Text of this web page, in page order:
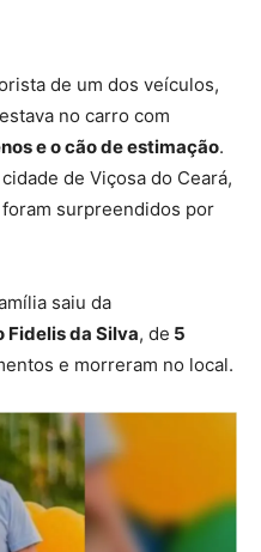
de um dos veículos,
estava no carro com
e o cão de estimação.
de Viçosa do Ceará,
surpreendidos por
saiu da
Fidelis da Silva, de 5
e morreram no local.